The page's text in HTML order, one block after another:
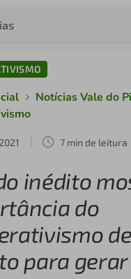
Notícias Vale do
7 min de leitura
inédito
do
de
para gerar